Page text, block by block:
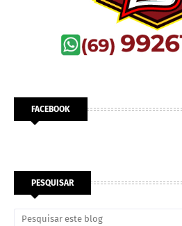
FACEBOOK
PESQUISAR